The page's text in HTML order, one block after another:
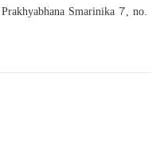
Smarinika 7, no.